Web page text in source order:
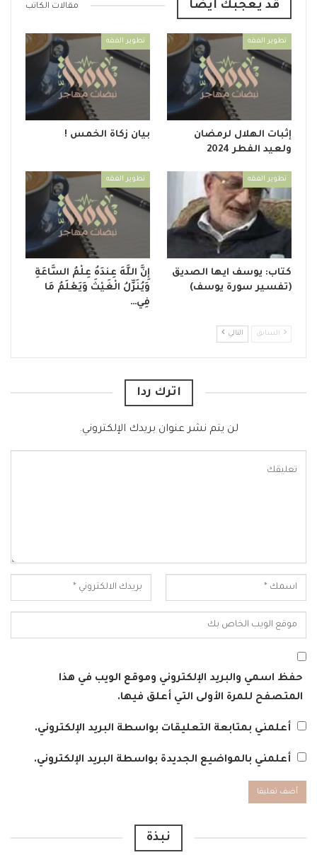
قد يعجبك أيضا مقالات الكاتب
تطوير الفقه
إثبات الهلال لرمضان
ولعيد الفطر 2024
تطوير الفقه
بيان زكاة الخمس !
تطوير الفقه
كتاب: يوسف ايها الصديق
(تفسير سورة يوسف)
تطوير الفقه
إِنَّ اللَّهَ عِندَهُ عِلْمُ السَّاعَةِ
وَيُنَزِّلُ الْغَيْثَ وَيَعْلَمُ مَا
فِي…
السابق التالي
اترك ردا
لن يتم نشر عنوان بريدك الإلكتروني.
حفظ اسمي والبريد الإلكتروني وموقع الويب في هذا
المتصفح للمرة الأولى التي أعلق فيها.
أعلمني بمتابعة التعليقات بواسطة البريد الإلكتروني.
أعلمني بالمواضيع الجديدة بواسطة البريد الإلكتروني.
نبذة